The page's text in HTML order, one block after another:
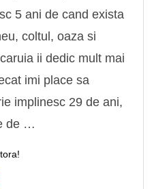
5 ani de cand exista
coltul, oaza si
ii dedic mult mai
imi place sa
implinesc 29 de ani,
de …